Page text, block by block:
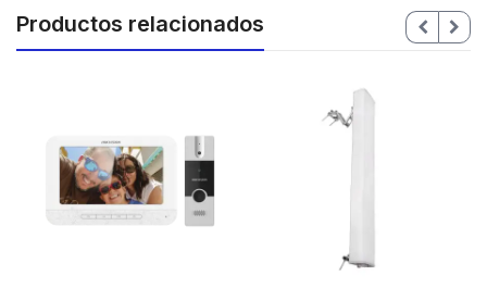
Productos relacionados